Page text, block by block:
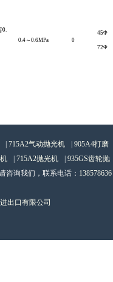
0.4～ 0.6MPa 0
45Φ
72Φ
715A2气动抛光机
905A4打磨
715A2抛光机
935GS齿轮抛
咨询我们，联系电话： 138578636
出口有限公司